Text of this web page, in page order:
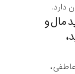
دارد.
مال و